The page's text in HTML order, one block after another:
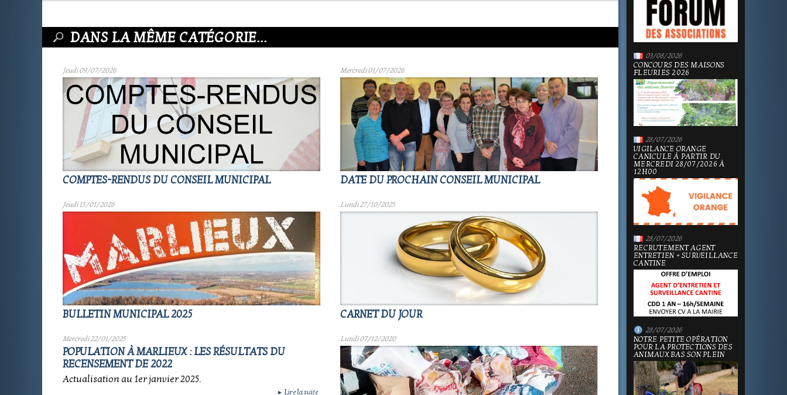
DANS LA MÊME CATÉGORIE...
Jeudi 09/07/2026
COMPTES-RENDUS DU CONSEIL MUNICIPAL
Mercredi 01/07/2026
DATE DU PROCHAIN CONSEIL MUNICIPAL
Jeudi 15/01/2026
BULLETIN MUNICIPAL 2025
Lundi 27/10/2025
CARNET DU JOUR
Mercredi 22/01/2025
POPULATION À MARLIEUX : LES RÉSULTATS DU
RECENSEMENT DE 2022
Actualisation au 1er janvier 2025.
► Lire la suite
Lundi 07/12/2020
03/08/2026
CONCOURS DES MAISONS
FLEURIES 2026
28/07/2026
VIGILANCE ORANGE
CANICULE À PARTIR DU
MERCREDI 28/07/2026 À
12H00
28/07/2026
RECRUTEMENT AGENT
ENTRETIEN + SURVEILLANCE
CANTINE
28/07/2026
NOTRE PETITE OPÉRATION
POUR LA PROTECTIONS DES
ANIMAUX BAS SON PLEIN